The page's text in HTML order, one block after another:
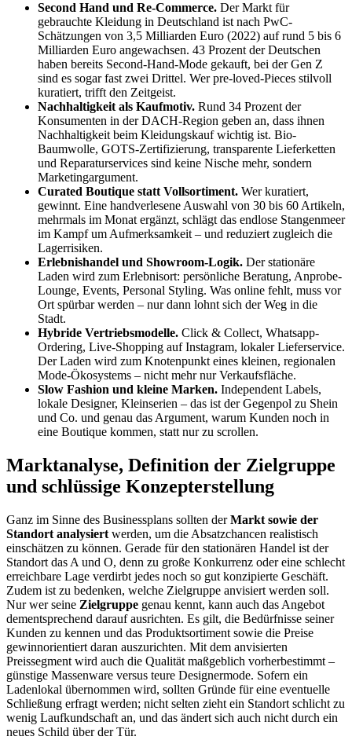
Second Hand und Re-Commerce. Der Markt für
gebrauchte Kleidung in Deutschland ist nach PwC-
Schätzungen von 3,5 Milliarden Euro (2022) auf rund 5 bis 6
Milliarden Euro angewachsen. 43 Prozent der Deutschen
haben bereits Second-Hand-Mode gekauft, bei der Gen Z
sind es sogar fast zwei Drittel. Wer pre-loved-Pieces stilvoll
kuratiert, trifft den Zeitgeist.
Nachhaltigkeit als Kaufmotiv. Rund 34 Prozent der
Konsumenten in der DACH-Region geben an, dass ihnen
Nachhaltigkeit beim Kleidungskauf wichtig ist. Bio-
Baumwolle, GOTS-Zertifizierung, transparente Lieferketten
und Reparaturservices sind keine Nische mehr, sondern
Marketingargument.
Curated Boutique statt Vollsortiment. Wer kuratiert,
gewinnt. Eine handverlesene Auswahl von 30 bis 60 Artikeln,
mehrmals im Monat ergänzt, schlägt das endlose Stangenmeer
im Kampf um Aufmerksamkeit – und reduziert zugleich die
Lagerrisiken.
Erlebnishandel und Showroom-Logik. Der stationäre
Laden wird zum Erlebnisort: persönliche Beratung, Anprobe-
Lounge, Events, Personal Styling. Was online fehlt, muss vor
Ort spürbar werden – nur dann lohnt sich der Weg in die
Stadt.
Hybride Vertriebsmodelle. Click & Collect, Whatsapp-
Ordering, Live-Shopping auf Instagram, lokaler Lieferservice.
Der Laden wird zum Knotenpunkt eines kleinen, regionalen
Mode-Ökosystems – nicht mehr nur Verkaufsfläche.
Slow Fashion und kleine Marken. Independent Labels,
lokale Designer, Kleinserien – das ist der Gegenpol zu Shein
und Co. und genau das Argument, warum Kunden noch in
eine Boutique kommen, statt nur zu scrollen.
Marktanalyse, Definition der Zielgruppe
und schlüssige Konzepterstellung
Ganz im Sinne des Businessplans sollten derMarkt sowie der
Standort analysiert werden, um die Absatzchancen realistisch
einschätzen zu können. Gerade für den stationären Handel ist der
Standort das A und O, denn zu große Konkurrenz oder eine schlecht
erreichbare Lage verdirbt jedes noch so gut konzipierte Geschäft.
Zudem ist zu bedenken, welche Zielgruppe anvisiert werden soll.
Nur wer seine Zielgruppe genau kennt, kann auch das Angebot
dementsprechend darauf ausrichten. Es gilt, die Bedürfnisse seiner
Kunden zu kennen und das Produktsortiment sowie die Preise
gewinnorientiert daran auszurichten. Mit dem anvisierten
Preissegment wird auch die Qualität maßgeblich vorherbestimmt –
günstige Massenware versus teure Designermode. Sofern ein
Ladenlokal übernommen wird, sollten Gründe für eine eventuelle
Schließung erfragt werden; nicht selten zieht ein Standort schlicht zu
wenig Laufkundschaft an, und das ändert sich auch nicht durch ein
neues Schild über der Tür.